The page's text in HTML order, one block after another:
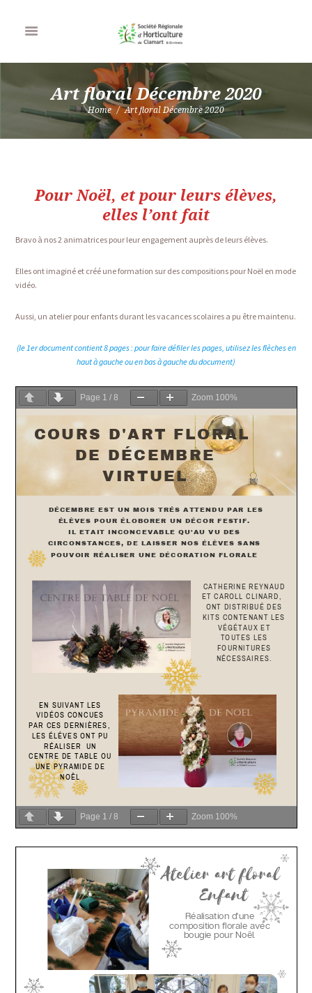
Art floral Décembre 2020
Home Art floral Décembre 2020
Pour Noël, et pour leurs élèves,
elles l’ont fait
Bravo à nos 2 animatrices pour leur engagement auprès de leurs élèves.
Elles ont imaginé et créé une formation sur des compositions pour Noël en mode
vidéo.
Aussi, un atelier pour enfants durant les vacances scolaires a pu être maintenu.
(le 1er document contient 8 pages : pour faire défiler les pages, utilisez les flèches en
haut à gauche ou en bas à gauche du document)
Page 1 /8 Zoom 100%
Page 1 /8 Zoom 100%